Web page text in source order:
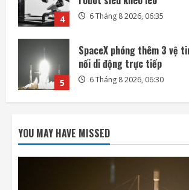
5 6 Tháng 8 2026, 06:30
1
Mảnh tên lửa SpaceX lao
với tốc độ gần 8.700 km/h
6 Tháng 8 2026, 20:03
2
kiềm chế Trung Quốc
6 Tháng 8 2026, 19:44
Mô hình AI của Anthropic
YOU MAY HAVE MISSED